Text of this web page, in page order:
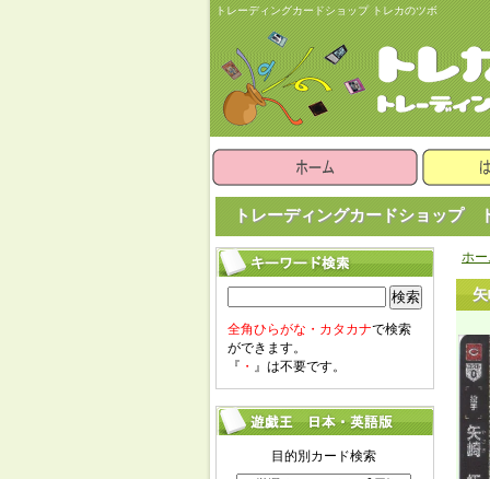
トレーディングカードショップ トレカのツボ
トレーディングカードショップ
検索
全角ひらがな・カタカナで検索
ができます。
『 ・ 』は不要です。
ホ